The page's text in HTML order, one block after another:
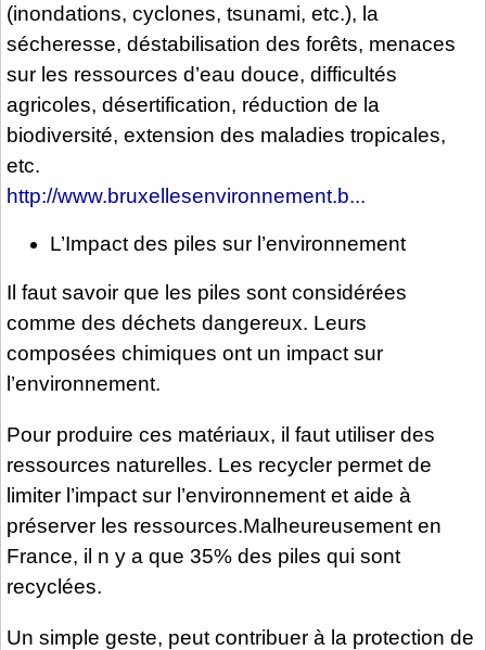
(inondations, cyclones, tsunami, etc.), la
sécheresse, déstabilisation des forêts, menaces
sur les ressources d’eau douce, difficultés
agricoles, désertification, réduction de la
biodiversité, extension des maladies tropicales,
etc.
http://www.bruxellesenvironnement.b...
L’Impact des piles sur l’environnement
Il faut savoir que les piles sont considérées
comme des déchets dangereux. Leurs
composées chimiques ont un impact sur
l’environnement.
Pour produire ces matériaux, il faut utiliser des
ressources naturelles. Les recycler permet de
limiter l’impact sur l’environnement et aide à
préserver les ressources.Malheureusement en
France, il n y a que 35% des piles qui sont
recyclées.
Un simple geste, peut contribuer à la protection de